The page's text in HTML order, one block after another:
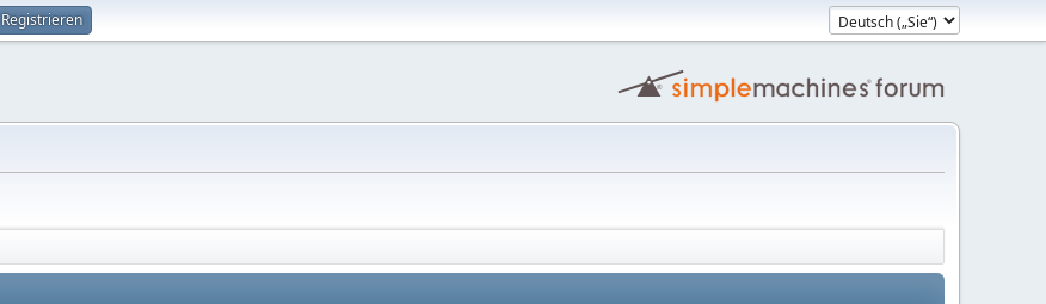
Registrieren